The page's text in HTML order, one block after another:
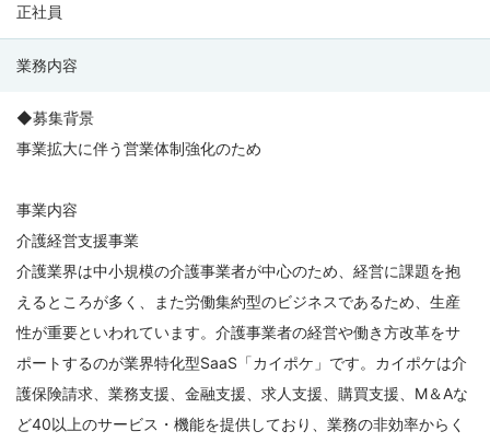
（SMS
CO.,
正社員
業務内容
◆募集背景
事業拡大に伴う営業体制強化のため
事業内容
介護経営支援事業
介護業界は中小規模の介護事業者が中心のため、経営に課題を抱
えるところが多く、また労働集約型のビジネスであるため、生産
性が重要といわれています。介護事業者の経営や働き方改革をサ
ポートするのが業界特化型SaaS「カイポケ」です。カイポケは介
護保険請求、業務支援、金融支援、求人支援、購買支援、M＆Aな
ど40以上のサービス・機能を提供しており、業務の非効率からく